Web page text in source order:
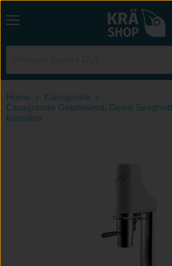
Home
Kleingeräte
Casagrande Gelatissima: Deine
Klassiker